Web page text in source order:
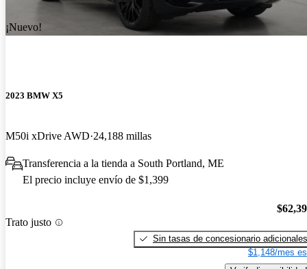
¡Nuevo!
2023 BMW X5
M50i xDrive AWD 24,188 millas
Transferencia a la tienda a South Portland, ME
El precio incluye envío de $1,399
Trato justo
Sin tasas de concesionario adicionales
$1,148/mes